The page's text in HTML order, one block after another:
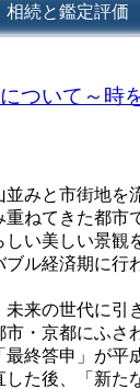
相続と鑑定評価
ついて～時
みと市街地を
ねてきた都
い美しい景観
ル経済期に
来の世代に引
・京都にふさ
終答申」が平
た後、「新た